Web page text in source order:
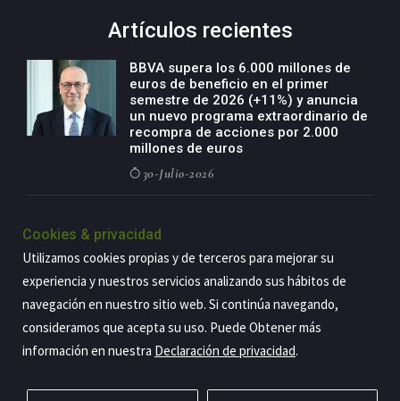
Artículos recientes
BBVA supera los 6.000 millones de
euros de beneficio en el primer
semestre de 2026 (+11%) y anuncia
un nuevo programa extraordinario de
recompra de acciones por 2.000
millones de euros
30-Julio-2026
negocio agro con un modelo global
de especialización presente en siete
países
29-Julio-2026
Cookies & privacidad
Utilizamos cookies propias y de terceros para mejorar su
experiencia y nuestros servicios analizando sus hábitos de
navegación en nuestro sitio web. Si continúa navegando,
consideramos que acepta su uso. Puede Obtener más
información en nuestra Declaración de privacidad.